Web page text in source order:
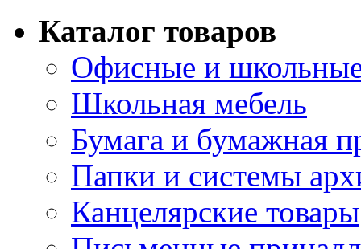
Каталог товаров
Офисные и
Школьная мебель
Бумага и бумажная
Папки и системы
Канцелярские товары